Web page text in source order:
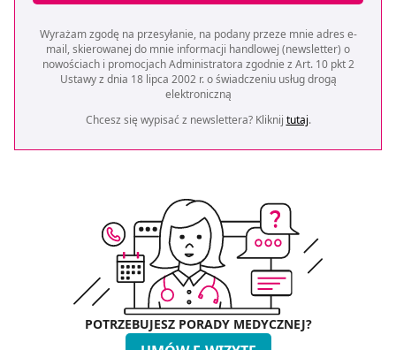
Strony.
Wyrażam zgodę na przesyłanie, na podany przeze mnie adres e-
mail, skierowanej do mnie informacji handlowej (newsletter) o
nowościach i promocjach Administratora zgodnie z Art. 10 pkt 2
Ustawy z dnia 18 lipca 2002 r. o świadczeniu usług drogą
elektroniczną
Chcesz się wypisać z newslettera? Kliknij tutaj.
POTRZEBUJESZ PORADY MEDYCZNEJ?